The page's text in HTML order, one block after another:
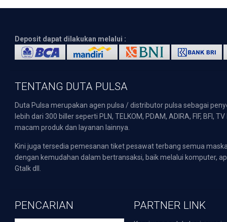
Deposit dapat dilakukan melalui :
TENTANG DUTA PULSA
Duta Pulsa merupakan agen pulsa / distributor pulsa sebagai
lebih dari 300 biller seperti PLN, TELKOM, PDAM, ADIRA, FIF,
macam produk dan layanan lainnya.
Kini juga tersedia pemesanan tiket pesawat terbang semua
dengan kemudahan dalam bertransaksi, baik melalui komputer,
Gtalk dll.
PENCARIAN PARTNER LINK